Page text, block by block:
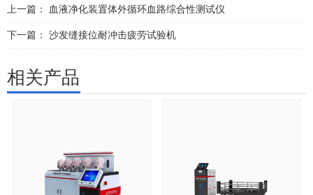
上一篇： 血液净化装置体外循环血路综合性测试仪
下一篇： 沙发缝接位耐冲击疲劳试验机
相关产品